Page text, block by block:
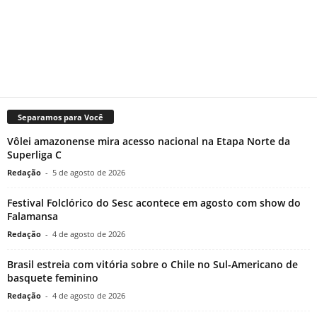
Separamos para Você
Vôlei amazonense mira acesso nacional na Etapa Norte da
Superliga C
Redação - 5 de agosto de 2026
Festival Folclórico do Sesc acontece em agosto com show do
Falamansa
Redação - 4 de agosto de 2026
Brasil estreia com vitória sobre o Chile no Sul-Americano de
basquete feminino
Redação - 4 de agosto de 2026